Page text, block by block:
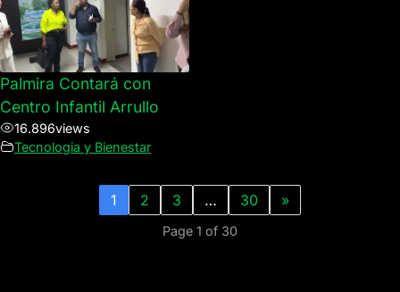
Palmira Contará con
Centro Infantil Arrullo
16.896views
Tecnologia y Bienestar
1 2 3 … 30 »
Page 1 of 30